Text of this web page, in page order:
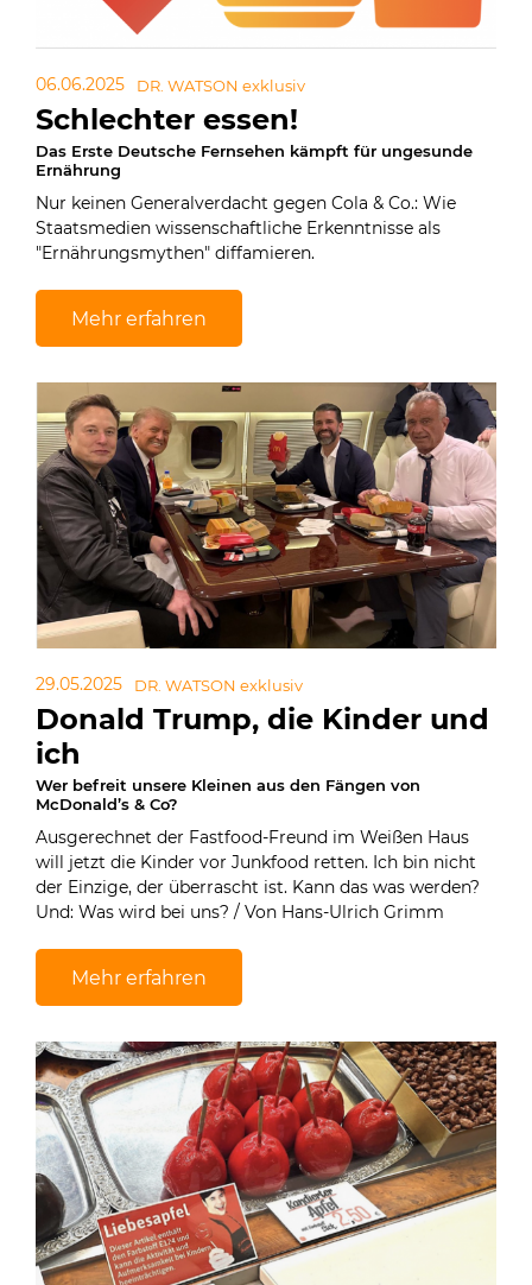
06.06.2025 DR. WATSON exklusiv
Schlechter essen!
Das Erste Deutsche Fernsehen kämpft für ungesunde
Ernährung
Nur keinen Generalverdacht gegen Cola & Co.: Wie
Staatsmedien wissenschaftliche Erkenntnisse als
"Ernährungsmythen" diffamieren.
Mehr erfahren
29.05.2025 DR. WATSON exklusiv
Donald Trump, die Kinder und
ich
Wer befreit unsere Kleinen aus den Fängen von
McDonald’s & Co?
Ausgerechnet der Fastfood-Freund im Weißen Haus
will jetzt die Kinder vor Junkfood retten. Ich bin nicht
der Einzige, der überrascht ist. Kann das was werden?
Und: Was wird bei uns? / Von Hans-Ulrich Grimm
Mehr erfahren